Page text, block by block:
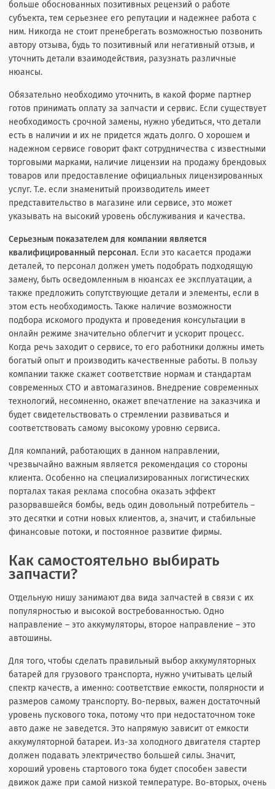
больше обоснованных позитивных рецензий о работе
субъекта, тем серьезнее его репутации и надежнее работа с
ним. Никогда не стоит пренебрегать возможностью позвонить
автору отзыва, будь то позитивный или негативный отзыв, и
уточнить детали взаимодействия, разузнать различные
нюансы.
Обязательно необходимо уточнить, в какой форме партнер
готов принимать оплату за запчасти и сервис. Если существует
необходимость срочной замены, нужно убедиться, что детали
есть в наличии и их не придется ждать долго. О хорошем и
надежном сервисе говорит факт сотрудничества с известными
торговыми марками, наличие лицензии на продажу брендовых
товаров или предоставление официальных лицензированных
услуг. Т.е. если знаменитый производитель имеет
представительство в магазине или сервисе, это может
указывать на высокий уровень обслуживания и качества.
Серьезным показателем для компании является
квалифицированный персонал. Если это касается продажи
деталей, то персонал должен уметь подобрать подходящую
замену, быть осведомленным в нюансах ее эксплуатации, а
также предложить сопутствующие детали и элементы, если в
этом есть необходимость. Также наличие возможности
подбора искомого продукта и проведения консультации в
онлайн режиме значительно облегчит и ускорит процесс.
Когда речь заходит о сервисе, то его работники должны иметь
богатый опыт и производить качественные работы. В пользу
компании также скажет соответствие нормам и стандартам
современных СТО и автомагазинов. Внедрение современных
технологий, несомненно, окажет впечатление на заказчика и
будет свидетельствовать о стремлении развиваться и
соответствовать самому высокому уровню сервиса.
Для компаний, работающих в данном направлении,
чрезвычайно важным является рекомендация со стороны
клиента. Особенно на специализированных логистических
порталах такая реклама способна оказать эффект
разорвавшейся бомбы, ведь один довольный потребитель –
это десятки и сотни новых клиентов, а, значит, и стабильные
финансовые потоки, и постоянное развитие фирмы.
Как самостоятельно выбирать
запчасти?
Отдельную нишу занимают два вида запчастей в связи с их
популярностью и высокой востребованностью. Одно
направление – это аккумуляторы, второе направление – это
автошины.
Для того, чтобы сделать правильный выбор аккумуляторных
батарей для грузового транспорта, нужно учитывать целый
спектр качеств, а именно: соответствие емкости, полярности и
размеров самому транспорту. Во-первых, важен достаточный
уровень пускового тока, потому что при недостаточном токе
авто даже не заведется. Это напрямую зависит от емкости
аккумуляторной батареи. Из-за холодного двигателя стартер
должен подавать электричество большей силы. Значит,
хороший уровень стартового тока будет способен завести
движок даже при самой низкой температуре. Во-вторых, очень